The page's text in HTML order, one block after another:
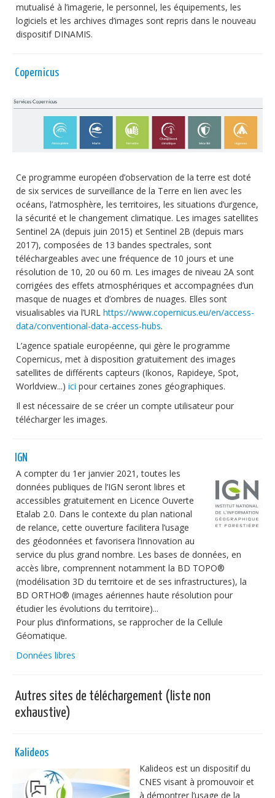
mutualisé à l’imagerie, le personnel, les équipements, les
logiciels et les archives d’images sont repris dans le nouveau
dispositif DINAMIS.
Copernicus
Ce programme européen d’observation de la terre est doté
de six services de surveillance de la Terre en lien avec les
océans, l’atmosphère, les territoires, les situations d’urgence,
la sécurité et le changement climatique. Les images satellites
Sentinel 2A (depuis juin 2015) et Sentinel 2B (depuis mars
2017), composées de 13 bandes spectrales, sont
téléchargeables avec une fréquence de 10 jours et une
résolution de 10, 20 ou 60 m. Les images de niveau 2A sont
corrigées des effets atmosphériques et accompagnées d’un
masque de nuages et d’ombres de nuages. Elles sont
visualisables via l’URL https://www.copernicus.eu/en/access-
data/conventional-data-access-hubs.
L’agence spatiale européenne, qui gère le programme
Copernicus, met à disposition gratuitement des images
satellites de différents capteurs (Ikonos, Rapideye, Spot,
Worldview...) ici pour certaines zones géographiques.
Il est nécessaire de se créer un compte utilisateur pour
télécharger les images.
IGN
A compter du 1er janvier 2021, toutes les
données publiques de l’IGN seront libres et
accessibles gratuitement en Licence Ouverte
Etalab 2.0. Dans le contexte du plan national
de relance, cette ouverture facilitera l’usage
des géodonnées et favorisera l’innovation au
service du plus grand nombre. Les bases de données, en
accès libre, comprennent notamment la BD TOPO®
(modélisation 3D du territoire et de ses infrastructures), la
BD ORTHO® (images aériennes haute résolution pour
étudier les évolutions du territoire)...
Pour plus d’informations, se rapprocher de la Cellule
Géomatique.
Données libres
Autres sites de téléchargement (liste non
exhaustive)
Kalideos
Kalideos est un dispositif du
CNES visant à promouvoir et
à démontrer l’usage de la